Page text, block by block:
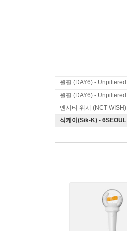
원필 (DAY6) - Unpiltered
원필 (DAY6) - Unpiltered
식케이(Sik-K) - 6SEOUL